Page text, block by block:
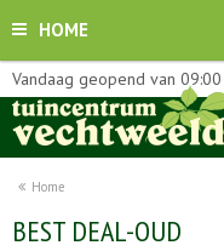
HOME
Home
Vandaag geopend van 09:00
BEST DEAL-OUD